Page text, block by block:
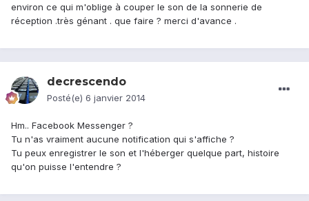
environ ce qui m'oblige à couper le son de la sonnerie de
réception .très génant . que faire ? merci d'avance .
decrescendo
Posté(e) 6 janvier 2014
Hm.. Facebook Messenger ?
Tu n'as vraiment aucune notification qui s'affiche ?
Tu peux enregistrer le son et l'héberger quelque part, histoire
qu'on puisse l'entendre ?